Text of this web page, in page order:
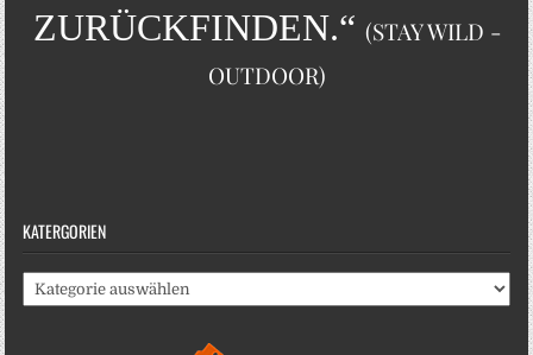
ZURÜCKFINDEN.“ (STAY WILD -
OUTDOOR)
KATERGORIEN
Katergorien